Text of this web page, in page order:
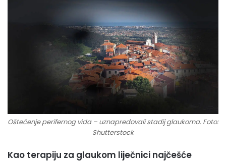
Oštećenje perifernog vida – uznapredovali stadij glaukoma. Foto:
Shutterstock
Kao terapiju za glaukom liječnici najčešće